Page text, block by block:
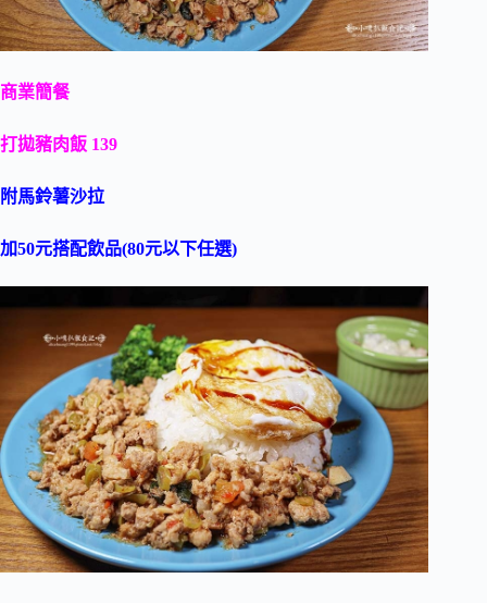
商業簡餐
打拋豬肉飯 139
附馬鈴薯沙拉
加50元搭配飲品(80元以下任選)